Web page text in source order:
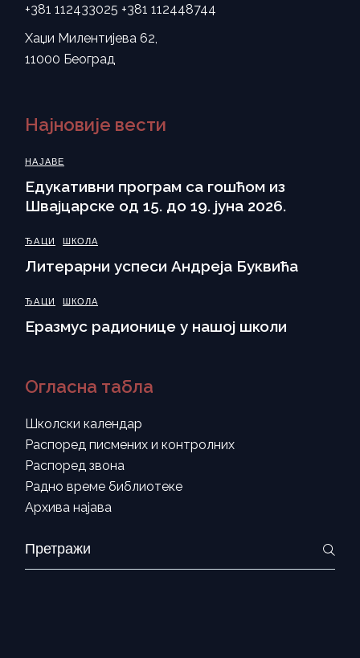
+381 112433025 +381 112448744
Хаџи Милентијева 62,
11000 Београд
Најновије вести
НАЈАВЕ
Eдукативни програм са гошћом из
Швајцарске од 15. до 19. јуна 2026.
ЂАЦИ ШКОЛА
Литерарни успеси Андреја Буквића
ЂАЦИ ШКОЛА
Еразмус радионице у нашој школи
Огласна табла
Школски календар
Распоред писмених и контролних
Распоред звона
Радно време библиотеке
Архива најава